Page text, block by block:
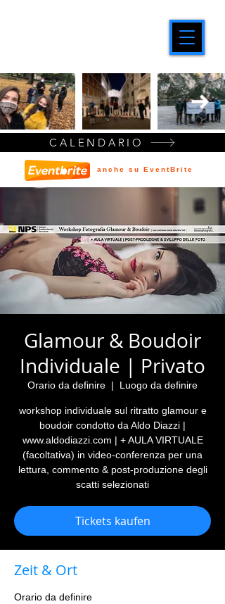
Glamour & Boudoir
Individuale | Privato
Orario da definire
  |
Luogo da definire
workshop individuale sul ritratto glamour e
boudoir condotto da Aldo Diazzi |
www.aldodiazzi.com | + AULA VIRTUALE
(facoltativa) in video-conferenza per una
lettura, commento & post-produzione degli
scatti selezionati
Tickets kaufen
Zeit & Ort
Orario da definire
CALENDARIO
anche su EventBrite